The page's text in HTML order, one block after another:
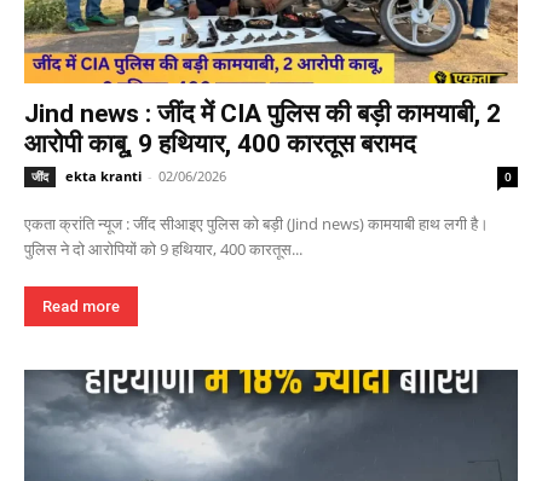
Jind news : जींद में CIA पुलिस की बड़ी कामयाबी, 2
आरोपी काबू, 9 हथियार, 400 कारतूस बरामद
जींद ekta kranti - 02/06/2026 0
एकता क्रांति न्यूज : जींद सीआइए पुलिस को बड़ी (Jind news) कामयाबी हाथ लगी है।
पुलिस ने दो आरोपियों को 9 हथियार, 400 कारतूस...
Read more